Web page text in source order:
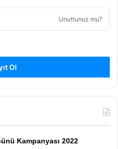
Unuttunuz mu?
Ol
Kampanyası 2022